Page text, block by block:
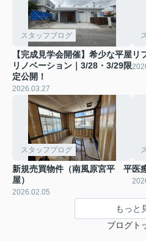
スタッフブログ
【完成見学会開催】希少な平屋
リノベーション｜3/28・3/29限
定公開！
2026.03.27
リ
スタッフブログ
新規売買物件（南風原宮平 平
屋）
2026.02.05
医
もっと
ブログト